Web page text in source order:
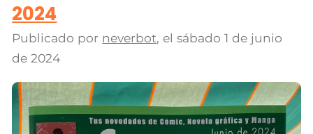
2024
Publicado por neverbot, elsábado 1 de junio
de 2024